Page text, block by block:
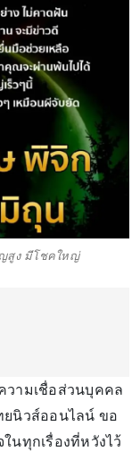
ญสูง มีโชคใหญ่
วามเชื่อส่วนบุคคล
นิวส์ออนไลน์ ขอ
นทุกเรื่องที่หวังไว้